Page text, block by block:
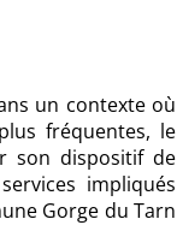
un contexte où
fréquentes, le
son dispositif de
impliqués
Gorge du Tarn